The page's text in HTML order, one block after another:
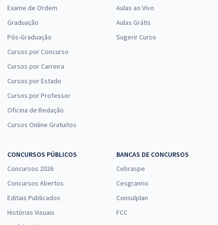
R$19,99
Economize R$ 59,98 (-20%)
Comprar
Exame de Ordem
Graduação
Pós-Graduação
Cursos por Concurso
Cursos por Carreira
Cursos por Estado
Cursos por Professor
Oficina de Redação
Cursos Online Gratuitos
Aulas ao Vivo
Aulas Grátis
Sugerir Curso
CONCURSOS PÚBLICOS
Concursos 2026
Concursos Abertos
Editais Publicados
Histórias Visuais
BANCAS DE CONCURSOS
Cebraspe
Cesgranrio
Consulplan
FCC